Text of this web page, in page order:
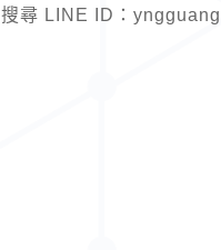
搜尋 LINE ID：yngguang